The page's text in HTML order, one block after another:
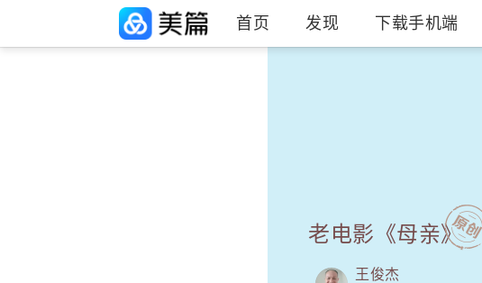
首页 发现 下载手机端
老电影《母亲》
王俊杰